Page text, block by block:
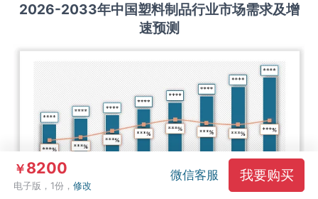
2026-2033年中国塑料制品行业市场需求及增
速预测
￥8200
电子版，1份，修改
微信客服 我要购买